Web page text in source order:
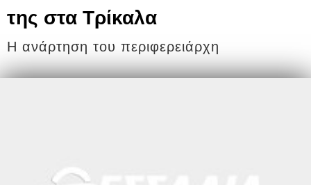
της στα Τρίκαλα
Η ανάρτηση του περιφερειάρχη